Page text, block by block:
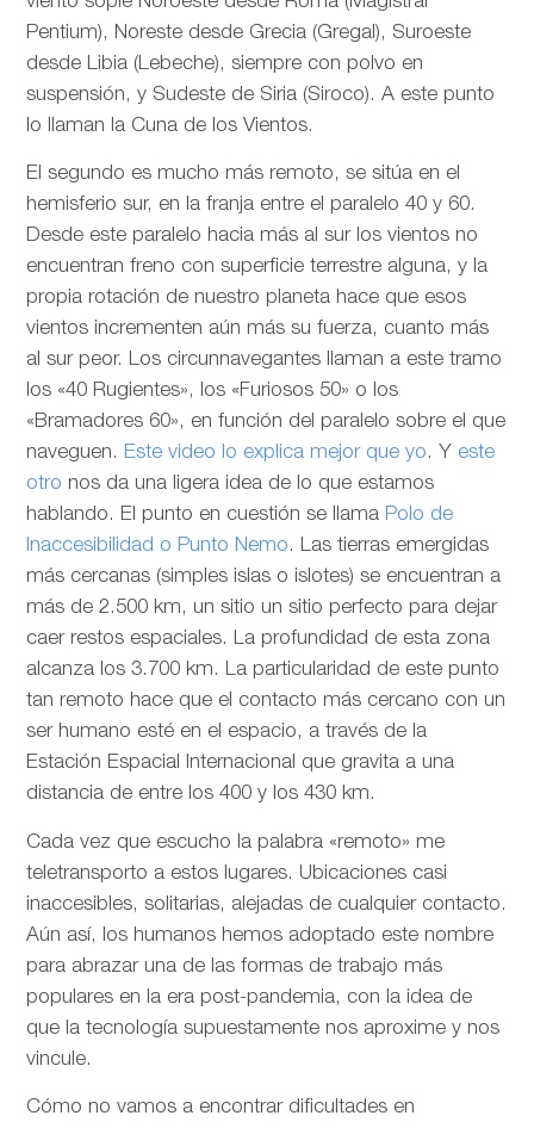
Pentium), Noreste desde Grecia (Gregal), Suroeste
desde Libia (Lebeche), siempre con polvo en
suspensión, y Sudeste de Siria (Siroco). A este punto
lo llaman la Cuna de los Vientos.
El segundo es mucho más remoto, se sitúa en el
hemisferio sur, en la franja entre el paralelo 40 y 60.
Desde este paralelo hacia más al sur los vientos no
encuentran freno con superficie terrestre alguna, y la
propia rotación de nuestro planeta hace que esos
vientos incrementen aún más su fuerza, cuanto más
al sur peor. Los circunnavegantes llaman a este tramo
los «40 Rugientes», los «Furiosos 50» o los
«Bramadores 60», en función del paralelo sobre el que
naveguen. Este video lo explica mejor que yo. Y este
otro nos da una ligera idea de lo que estamos
hablando. El punto en cuestión se llama Polo de
Inaccesibilidad o Punto Nemo. Las tierras emergidas
más cercanas (simples islas o islotes) se encuentran a
más de 2.500 km, un sitio un sitio perfecto para dejar
caer restos espaciales. La profundidad de esta zona
alcanza los 3.700 km. La particularidad de este punto
tan remoto hace que el contacto más cercano con un
ser humano esté en el espacio, a través de la
Estación Espacial Internacional que gravita a una
distancia de entre los 400 y los 430 km.
Cada vez que escucho la palabra «remoto» me
teletransporto a estos lugares. Ubicaciones casi
inaccesibles, solitarias, alejadas de cualquier contacto.
Aún así, los humanos hemos adoptado este nombre
para abrazar una de las formas de trabajo más
populares en la era post-pandemia, con la idea de
que la tecnología supuestamente nos aproxime y nos
vincule.
Cómo no vamos a encontrar dificultades en